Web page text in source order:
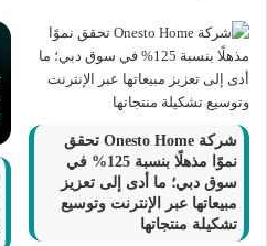
شركة Onesto Home تحقق
نموًا مذهلًا بنسبة 125% في
سوق دبي؛ ما أدى إلى تعزيز
مبيعاتها عبر الإنترنت وتوسيع
تشكيلة منتجاتها